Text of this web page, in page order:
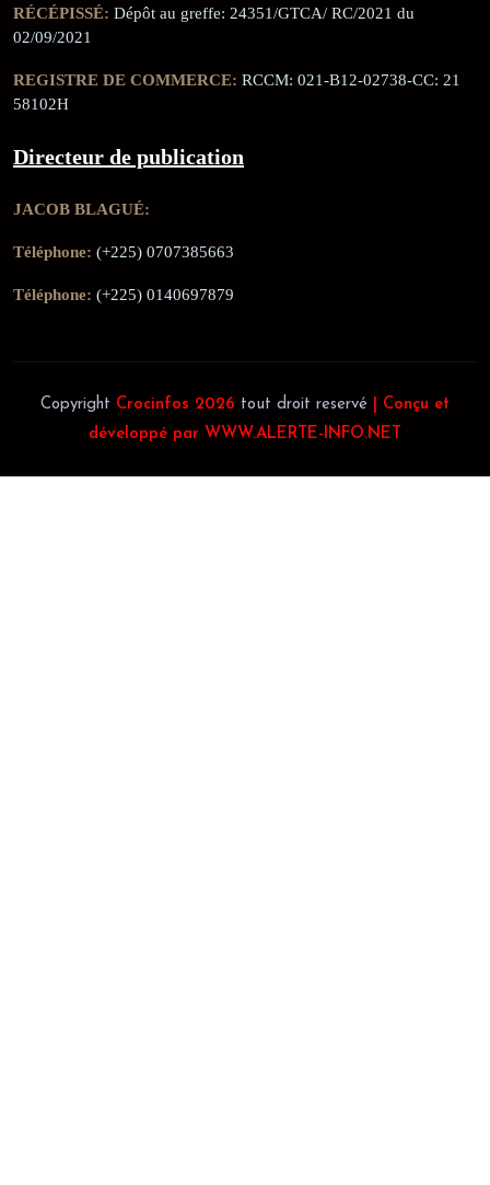
RÉCÉPISSÉ: Dépôt au greffe: 24351/GTCA/ RC/2021 du
02/09/2021
REGISTRE DE COMMERCE: RCCM: 021-B12-02738-CC: 21
58102H
Directeur de publication
JACOB BLAGUÉ:
Téléphone: (+225) 0707385663
Téléphone: (+225) 0140697879
Copyright Crocinfos 2026 tout droit reservé
| Conçu et
développé par WWW.ALERTE-INFO.NET